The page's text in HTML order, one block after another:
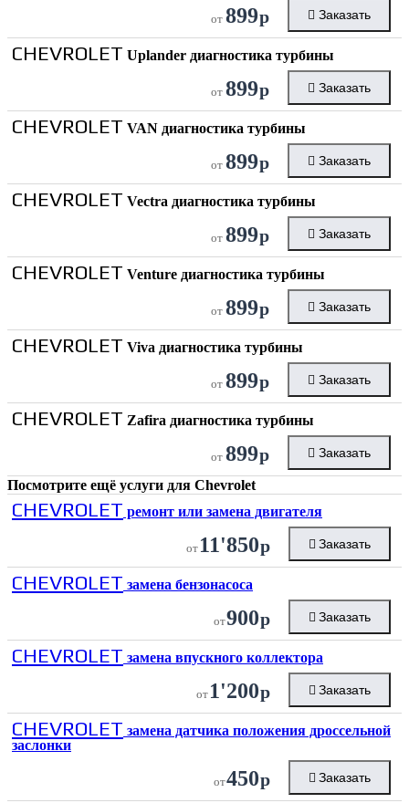
от 899р Заказать
CHEVROLET Uplander диагностика турбины
от 899р Заказать
CHEVROLET VAN диагностика турбины
от 899р Заказать
CHEVROLET Vectra диагностика турбины
от 899р Заказать
CHEVROLET Venture диагностика турбины
от 899р Заказать
CHEVROLET Viva диагностика турбины
от 899р Заказать
CHEVROLET Zafira диагностика турбины
от 899р Заказать
Посмотрите ещё услуги для Chevrolet
CHEVROLET ремонт или замена двигателя
от 11'850р Заказать
CHEVROLET замена бензонасоса
от900р Заказать
CHEVROLET замена впускного коллектора
от 1'200р Заказать
CHEVROLET замена датчика положения дроссельной
заслонки
от450р Заказать